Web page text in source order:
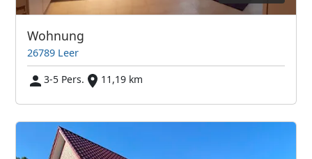
Wohnung
26789 Leer
3-5 Pers.
11,19 km